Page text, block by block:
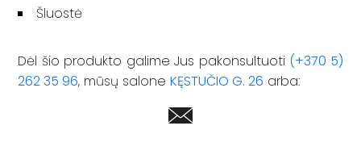
Šluostė
Dėl šio produkto galime Jus pakonsultuoti (+370 5)
262 35 96, mūsų salone KĘSTUČIO G. 26 arba: